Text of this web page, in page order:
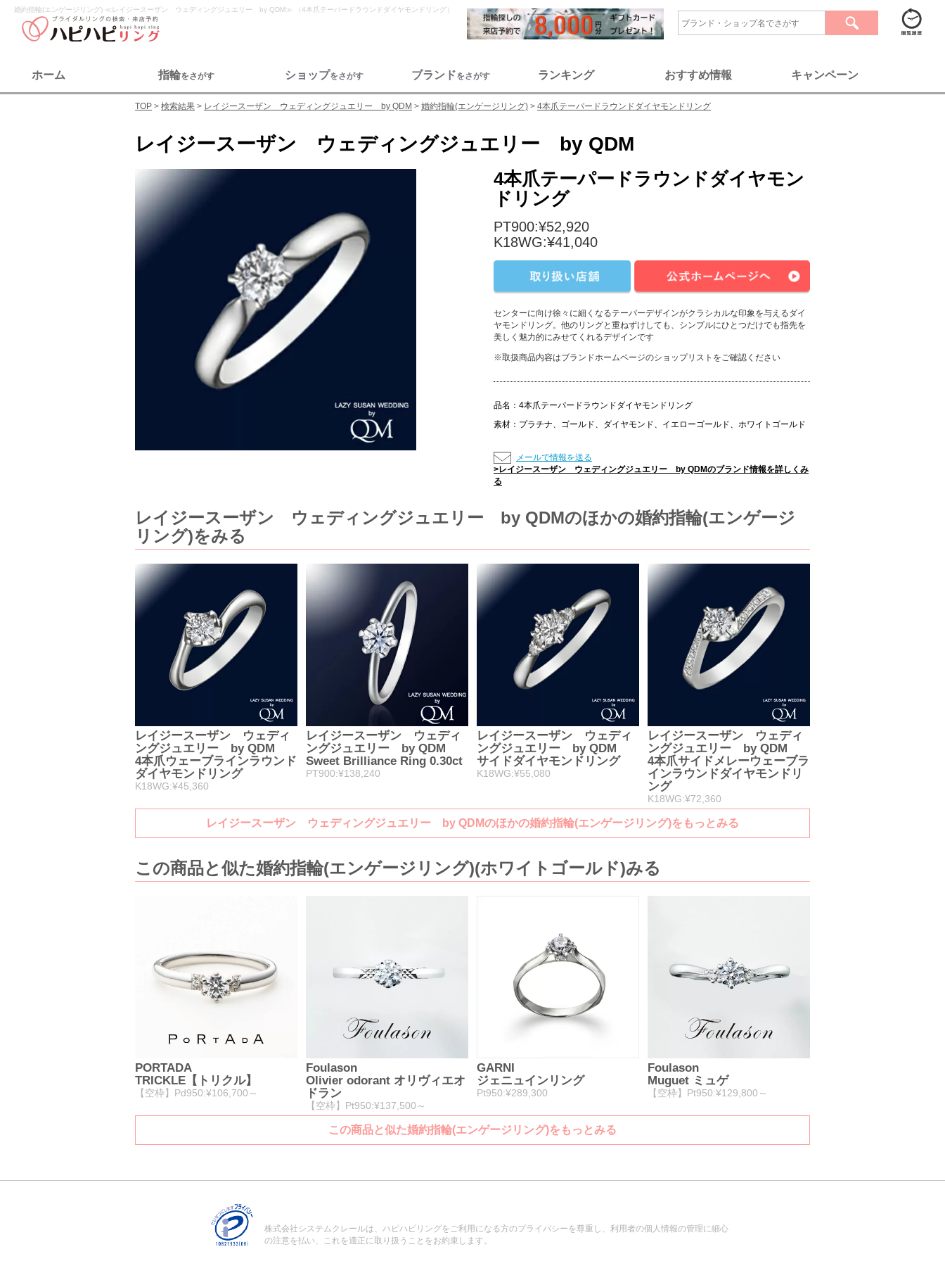
婚約指輪(エンゲージリング) ≪レイジースーザン ウェディングジュエリー by QDM≫ （4本爪テーパードラウンドダイヤモンドリング）
ホーム 指輪をさがす ショップをさがす ブランドをさがす ランキング おすすめ情報 キャンペーン
TOP 検索結果 レイジースーザン ウェディングジュエリー by QDM 婚約指輪(エンゲージリング) 4本爪テーパードラウンドダイヤモンドリング
レイジースーザン ウェディングジュエリー by QDM
4本爪テーパードラウンドダイヤモン
ドリング
PT900:¥52,920
K18WG:¥41,040
センターに向け徐々に細くなるテーパーデザインがクラシカルな印象を与えるダイ
ヤモンドリング。他のリングと重ねずけしても、シンプルにひとつだけでも指先を
美しく魅力的にみせてくれるデザインです
※取扱商品内容はブランドホームページのショップリストをご確認ください
品名： 4本爪テーパードラウンドダイヤモンドリング
素材： プラチナ、ゴールド、ダイヤモンド、イエローゴールド、ホワイトゴールド
メールで情報を送る
>レイジースーザン ウェディングジュエリー by QDMのブランド情報を詳しくみ
る
レイジースーザン ウェディングジュエリー by QDMのほかの婚約指輪(エンゲージ
リング)をみる
レイジースーザン ウェディ
ングジュエリー by QDM
4本爪ウェーブラインラウンド
ダイヤモンドリング
K18WG:¥45,360
レイジースーザン ウェディ
ングジュエリー by QDM
Sweet Brilliance Ring 0.30ct
PT900:¥138,240
レイジースーザン ウェディ
ングジュエリー by QDM
サイドダイヤモンドリング
K18WG:¥55,080
レイジースーザン ウェディ
ングジュエリー by QDM
4本爪サイドメレーウェーブラ
インラウンドダイヤモンドリ
ング
K18WG:¥72,360
レイジースーザン ウェディングジュエリー by QDMのほかの婚約指輪(エンゲージリング)をもっとみる
この商品と似た婚約指輪(エンゲージリング)(ホワイトゴールド)みる
PORTADA
TRICKLE【トリクル】
【空枠】Pd950:¥106,700～
Foulason
Olivier odorant オリヴィエオ
ドラン
【空枠】Pt950:¥137,500～
GARNI
ジェニュインリング
Pt950:¥289,300
Foulason
Muguet ミュゲ
【空枠】Pt950:¥129,800～
この商品と似た婚約指輪(エンゲージリング)をもっとみる
株式会社システムクレールは、ハピハピリングをご利用になる方のプライバシーを尊重し、利用者の個人情報の管理に細心
の注意を払い、これを適正に取り扱うことをお約束します。